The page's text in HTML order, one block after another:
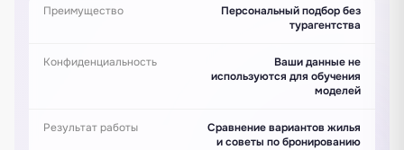
Преимущество
Персональный подбор без
турагентства
Конфиденциальность
Ваши данные не
используются для обучения
моделей
Результат работы
Сравнение вариантов жилья
и советы по бронированию